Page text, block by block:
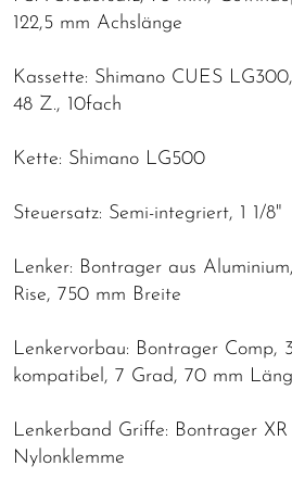
122,5 mm Achslänge
Kassette: Shimano CUES
48 Z., 10fach
Kette: Shimano LG500
Steuersatz: Semi-integriert, 1 1/8"
Lenker: Bontrager aus
Rise, 750 mm Breite
Lenkervorbau: Bontrager Comp,
kompatibel, 7 Grad, 70 mm
Lenkerband Griffe: Bontrager
Nylonklemme